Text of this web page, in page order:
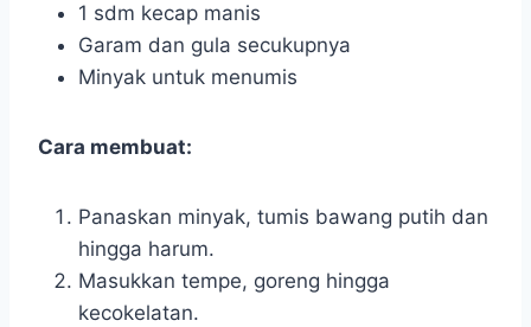
1 sdm kecap manis
Garam dan gula secukupnya
Minyak untuk menumis
Cara membuat:
Panaskan minyak, tumis bawang putih dan
hingga harum.
Masukkan tempe, goreng hingga
kecokelatan.